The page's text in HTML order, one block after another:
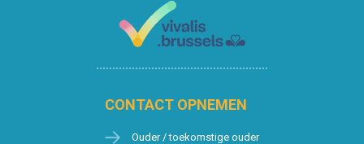
CONTACT OPNEMEN
Ouder / toekomstige ouder